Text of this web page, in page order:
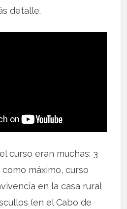
detalle.
curso eran muchas: 3
máximo, curso
en la casa rural
(en el Cabo de